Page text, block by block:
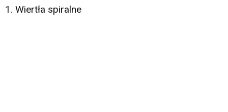
1. Wiertła spiralne